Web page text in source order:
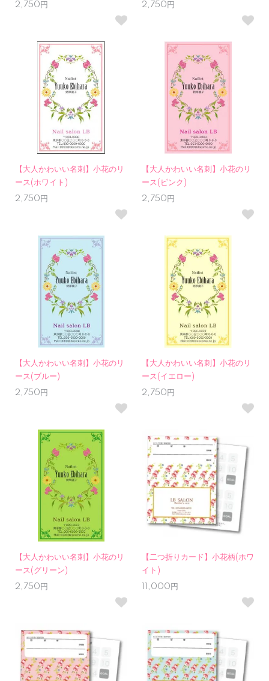
2,750円
2,750円
【大人かわいい名刺】小花のリ
ース(ホワイト)
2,750円
【大人かわいい名刺】小花のリ
ース(ピンク)
2,750円
【大人かわいい名刺】小花のリ
ース(ブルー)
2,750円
【大人かわいい名刺】小花のリ
ース(イエロー)
2,750円
【大人かわいい名刺】小花のリ
ース(グリーン)
2,750円
【二つ折りカード】小花柄(ホワ
イト)
11,000円